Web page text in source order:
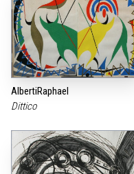
AlbertiRaphael
Dittico